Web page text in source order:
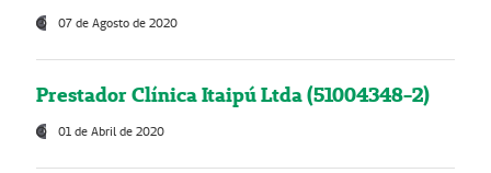
07 de Agosto de 2020
Prestador Clínica Itaipú Ltda (51004348-2)
01 de Abril de 2020